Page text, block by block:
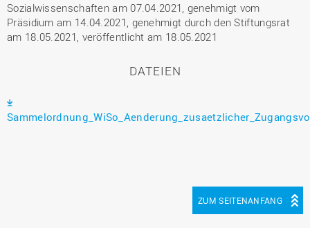
Sozialwissenschaften am 07.04.2021, genehmigt vom
Präsidium am 14.04.2021, genehmigt durch den Stiftungsrat
am 18.05.2021, veröffentlicht am 18.05.2021
DATEIEN
ZUM SEITENANFANG